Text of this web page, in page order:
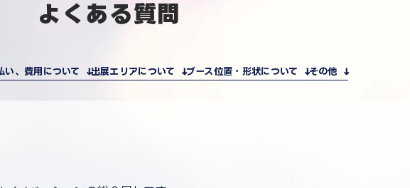
よくある質問
い、費用について 出展エリアについて ブース位置・形状について その他